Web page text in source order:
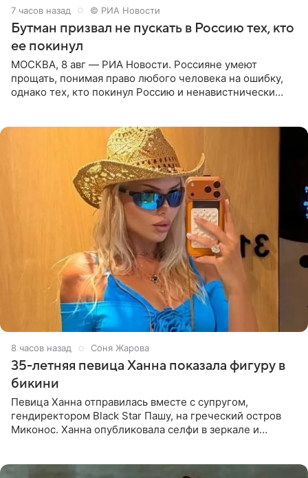
7 часов назад © РИА Новости
Бутман призвал не пускать в Россию тех, кто
ее покинул
МОСКВА, 8 авг — РИА Новости. Россияне умеют
прощать, понимая право любого человека на ошибку,
однако тех, кто покинул Россию и ненавистнически
8 часов назад Соня Жарова
35-летняя певица Ханна показала фигуру в
бикини
Певица Ханна отправилась вместе с супругом,
гендиректором Black Star Пашу, на греческий остров
Миконос. Ханна опубликовала селфи в зеркале и